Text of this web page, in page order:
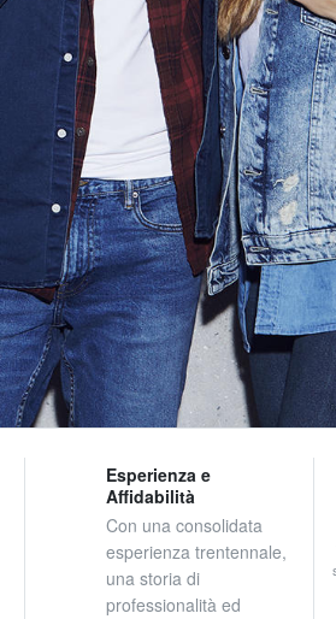
Esperienza e
Affidabilità
Con una consolidata
esperienza trentennale,
una storia di
professionalità ed